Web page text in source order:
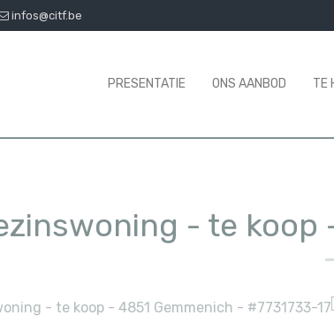
infos@citf.be
PRESENTATIE ONS AANBOD TE
- te koop